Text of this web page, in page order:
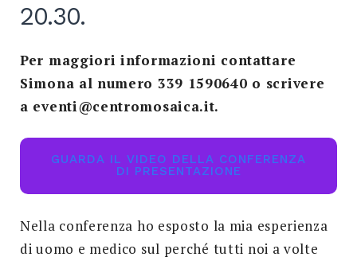
20.30.
Per maggiori informazioni contattare
Simona al numero 339 1590640 o scrivere
a eventi@centromosaica.it.
GUARDA IL VIDEO DELLA CONFERENZA
DI PRESENTAZIONE
Nella conferenza ho esposto la mia esperienza
di uomo e medico sul perché tutti noi a volte